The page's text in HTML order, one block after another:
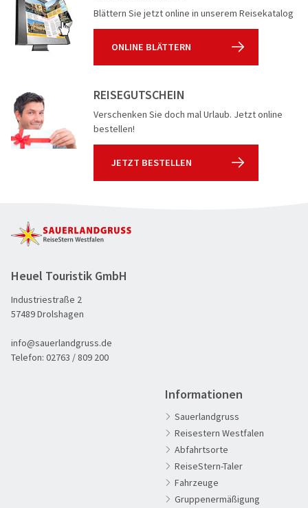
Blättern Sie jetzt online in unserem Reisekatalog
ONLINE BLÄTTERN
REISEGUTSCHEIN
Verschenken Sie doch mal Urlaub. Jetzt online
bestellen!
JETZT BESTELLEN
Heuel Touristik GmbH
Industriestraße 2
57489 Drolshagen
info@sauerlandgruss.de
Telefon: 02763 / 809 200
Informationen
Sauerlandgruss
Reisestern Westfalen
Abfahrtsorte
ReiseStern-Taler
Fahrzeuge
Gruppenermäßigung